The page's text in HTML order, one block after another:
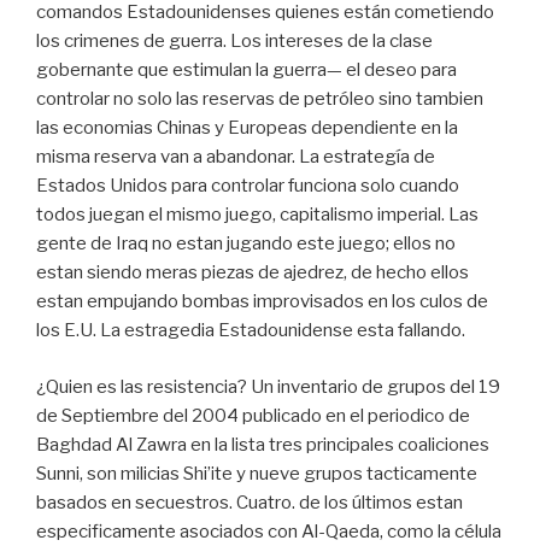
comandos Estadounidenses quienes están cometiendo
los crimenes de guerra. Los intereses de la clase
gobernante que estimulan la guerra— el deseo para
controlar no solo las reservas de petróleo sino tambien
las economias Chinas y Europeas dependiente en la
misma reserva van a abandonar. La estrategía de
Estados Unidos para controlar funciona solo cuando
todos juegan el mismo juego, capitalismo imperial. Las
gente de Iraq no estan jugando este juego; ellos no
estan siendo meras piezas de ajedrez, de hecho ellos
estan empujando bombas improvisados en los culos de
los E.U. La estragedia Estadounidense esta fallando.
¿Quien es las resistencia? Un inventario de grupos del 19
de Septiembre del 2004 publicado en el periodico de
Baghdad Al Zawra en la lista tres principales coaliciones
Sunni, son milicias Shi’ite y nueve grupos tacticamente
basados en secuestros. Cuatro. de los últimos estan
especificamente asociados con Al-Qaeda, como la célula